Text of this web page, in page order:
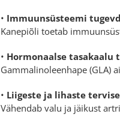
• Immuunsüsteemi
Kanepiõli toetab
• Hormonaalse tasakaalu
Gammalinoleenhape (GLA)
• Liigeste ja lihaste
Vähendab valu ja jäikust